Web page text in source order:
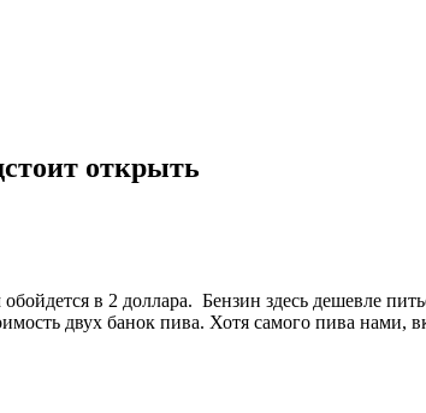
открыть
обойдется в 2 доллара. Бензин здесь дешевле
двух банок пива. Хотя самого пива